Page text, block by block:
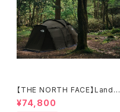
【THE NORTH FACE】Lander
6
¥74,800